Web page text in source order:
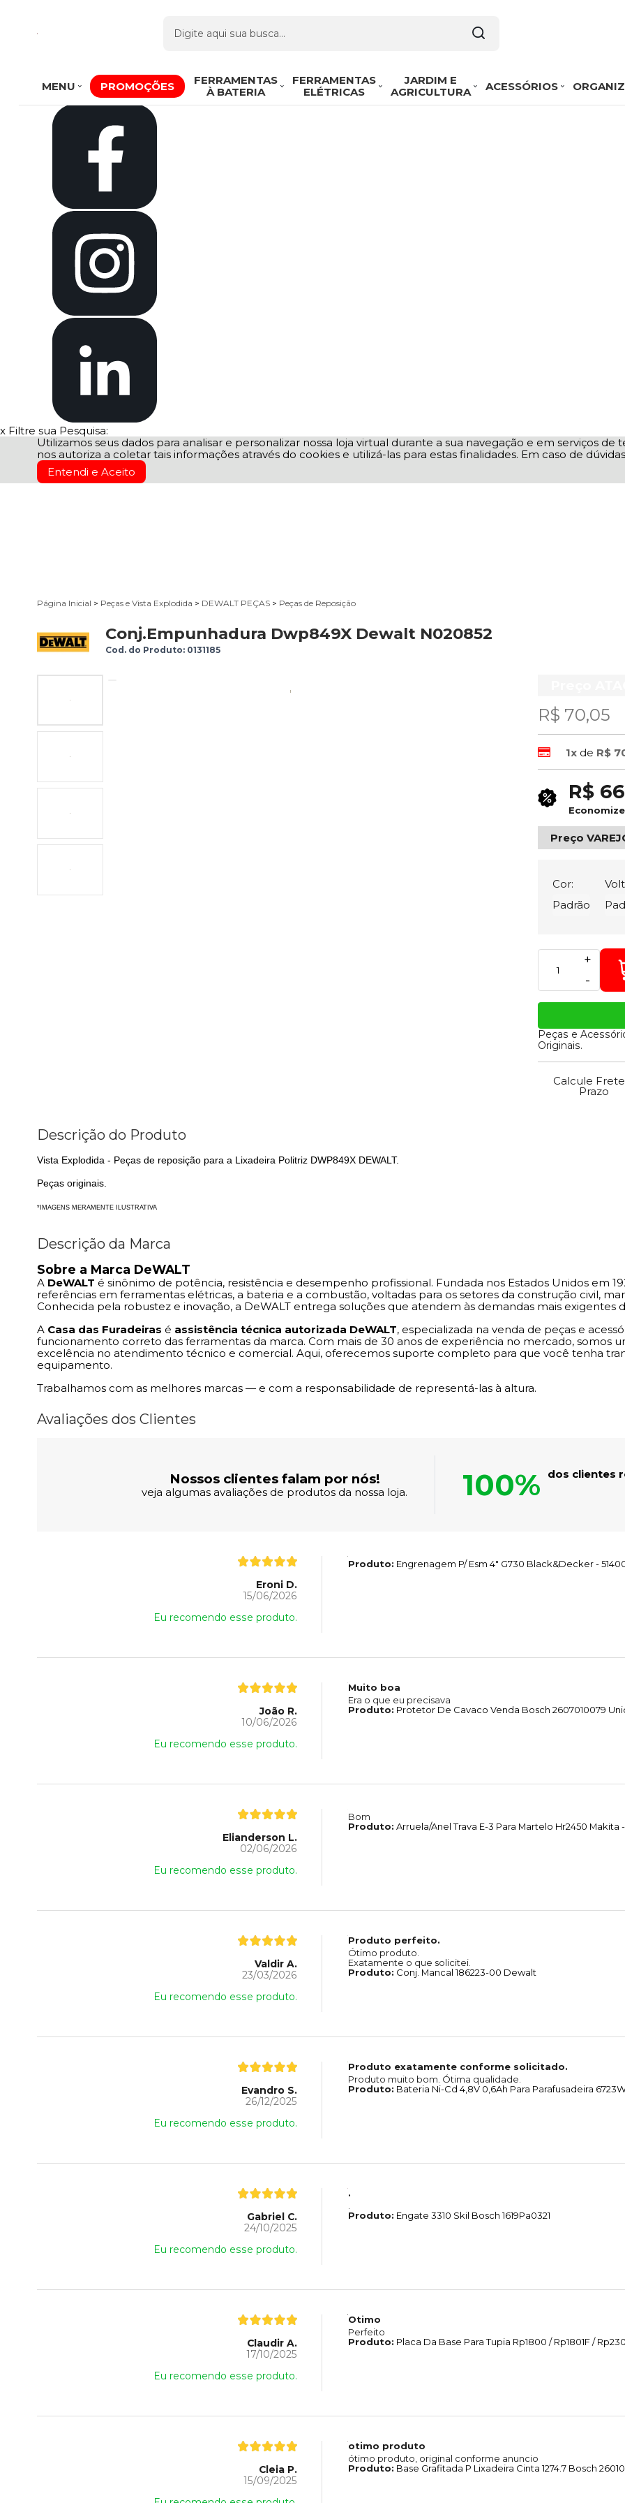
Favoritos
x Filtre sua Pesquisa:
Utilizamos seus dados para analisar e personalizar nossa loja virtual durante a sua navegação e em serviços
nos autoriza a coletar tais informações através do cookies e utilizá-las para estas finalidades. Em caso de
Entendi e Aceito
MENU PROMOÇÕES
FERRAMENTAS
À BATERIA
FERRAMENTAS
ELÉTRICAS
JARDIM E
AGRICULTURA
ACESSÓRIOS
Página Inicial > Peças e Vista Explodida > DEWALT PEÇAS > Peças de Reposição
Conj.Empunhadura Dwp849X Dewalt N020852
Cod. do Produto: 0131185
R$ 70,05
1x de R$
R$
Economize
Preço
Cor:
Padrão
-
+
Peças e
Originais.
Calcule
Prazo
Descrição do Produto
Vista Explodida - Peças de reposição para a Lixadeira Politriz DWP849X DEWALT.
Peças originais.
*IMAGENS MERAMENTE ILUSTRATIVA
Descrição da Marca
Sobre a Marca DeWALT
A DeWALT é sinônimo de potência, resistência e desempenho profissional. Fundada nos Estados Unidos em
referências em ferramentas elétricas, a bateria e a combustão, voltadas para os setores da construção civil,
Conhecida pela robustez e inovação, a DeWALT entrega soluções que atendem às demandas mais exigentes
A Casa das Furadeiras é assistência técnica autorizada DeWALT, especializada na venda de peças e
funcionamento correto das ferramentas da marca. Com mais de 30 anos de experiência no mercado, somos
excelência no atendimento técnico e comercial. Aqui, oferecemos suporte completo para que você tenha
equipamento.
Trabalhamos com as melhores marcas — e com a responsabilidade de representá-las à altura.
Avaliações dos Clientes
Nossos clientes falam por nós!
veja algumas avaliações de produtos da nossa loja. 100% dos clientes
Eroni D.
15/06/2026
Eu recomendo esse produto.
Produto: Engrenagem P/ Esm 4" G730 Black&Decker -
João R.
10/06/2026
Eu recomendo esse produto.
Muito boa
Era o que eu precisava
Produto: Protetor De Cavaco Venda Bosch 2607010079
Elianderson L.
02/06/2026
Eu recomendo esse produto.
Bom
Produto: Arruela/Anel Trava E-3 Para Martelo Hr2450 Makita -
Valdir A.
23/03/2026
Eu recomendo esse produto.
Produto perfeito.
Ótimo produto.
Exatamente o que solicitei.
Produto: Conj. Mancal 186223-00 Dewalt
Evandro S.
26/12/2025
Eu recomendo esse produto.
Produto exatamente conforme solicitado.
Produto muito bom. Ótima qualidade.
Produto: Bateria Ni-Cd 4,8V 0,6Ah Para Parafusadeira
Gabriel C.
24/10/2025
Eu recomendo esse produto.
.
.
Produto: Engate 3310 Skil Bosch 1619Pa0321
Claudir A.
17/10/2025
Eu recomendo esse produto.
Otimo
Perfeito
Produto: Placa Da Base Para Tupia Rp1800 / Rp1801F /
Cleia P.
15/09/2025
otimo produto
ótimo produto, original conforme anuncio
Produto: Base Grafitada P Lixadeira Cinta 1274.7 Bosch